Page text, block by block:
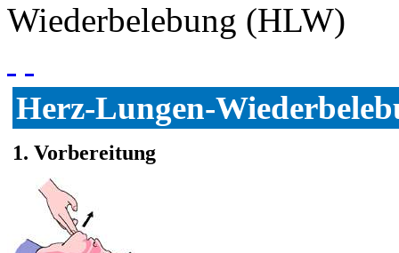
Wiederbelebung (HLW)
Herz-Lungen-
1. Vorbereitung